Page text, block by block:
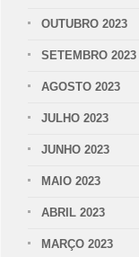
OUTUBRO 2023
SETEMBRO 2023
AGOSTO 2023
JULHO 2023
JUNHO 2023
MAIO 2023
ABRIL 2023
MARÇO 2023